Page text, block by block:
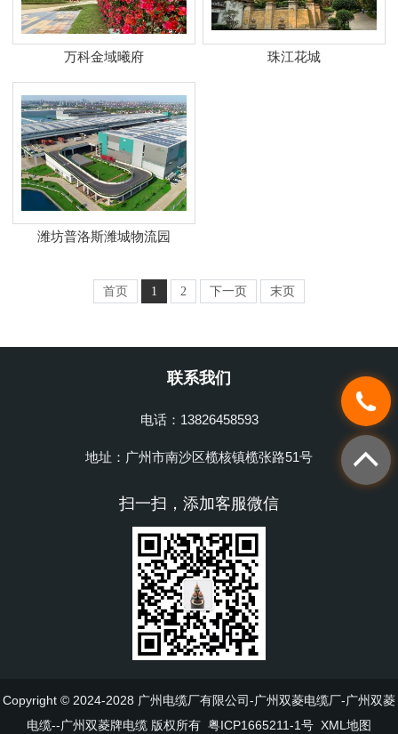
万科金域曦府 珠江花城
潍坊普洛斯潍城物流园
首页 1 2 下一页 末页
联系我们
电话：13826458593
地址：广州市南沙区榄核镇榄张路51号
扫一扫，添加客服微信
Copyright © 2024-2028 广州电缆厂有限公司-广州双菱电缆厂-广州双菱
电缆--广州双菱牌电缆 版权所有 粤ICP1665211-1号 XML地图